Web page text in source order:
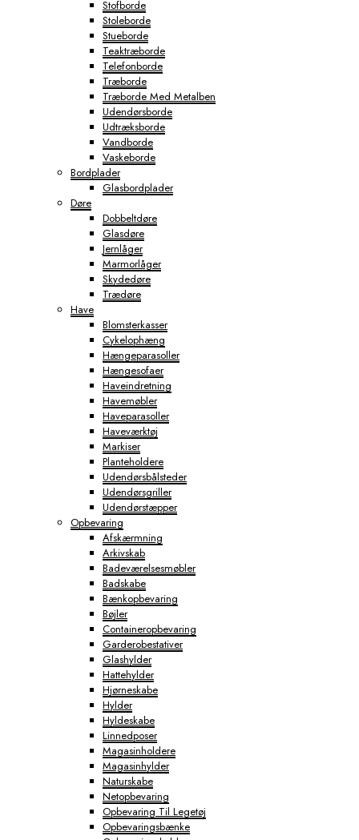
Stofborde
Stoleborde
Stueborde
Teaktræborde
Telefonborde
Træborde
Træborde Med Metalben
Udendørsborde
Udtræksborde
Vandborde
Vaskeborde
Bordplader
Glasbordplader
Døre
Dobbeltdøre
Glasdøre
Jernlåger
Marmorlåger
Skydedøre
Trædøre
Have
Blomsterkasser
Cykelophæng
Hængeparasoller
Hængesofaer
Haveindretning
Havemøbler
Haveparasoller
Haveværktøj
Markiser
Planteholdere
Udendørsbålsteder
Udendørsgriller
Udendørstæpper
Opbevaring
Afskærmning
Arkivskab
Badeværelsesmøbler
Badskabe
Bænkopbevaring
Bøjler
Containeropbevaring
Garderobestativer
Glashylder
Hattehylder
Hjørneskabe
Hylder
Hyldeskabe
Linnedposer
Magasinholdere
Magasinhylder
Naturskabe
Netopbevaring
Opbevaring Til Legetøj
Opbevaringsbænke